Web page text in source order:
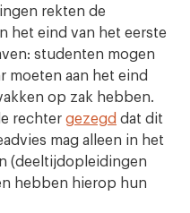
rekten de
het eind van het eerste
studenten mogen
moeten aan het eind
op zak hebben.
rechter gezegd dat dit
mag alleen in het
(deeltijdopleidingen
hebben hierop hun